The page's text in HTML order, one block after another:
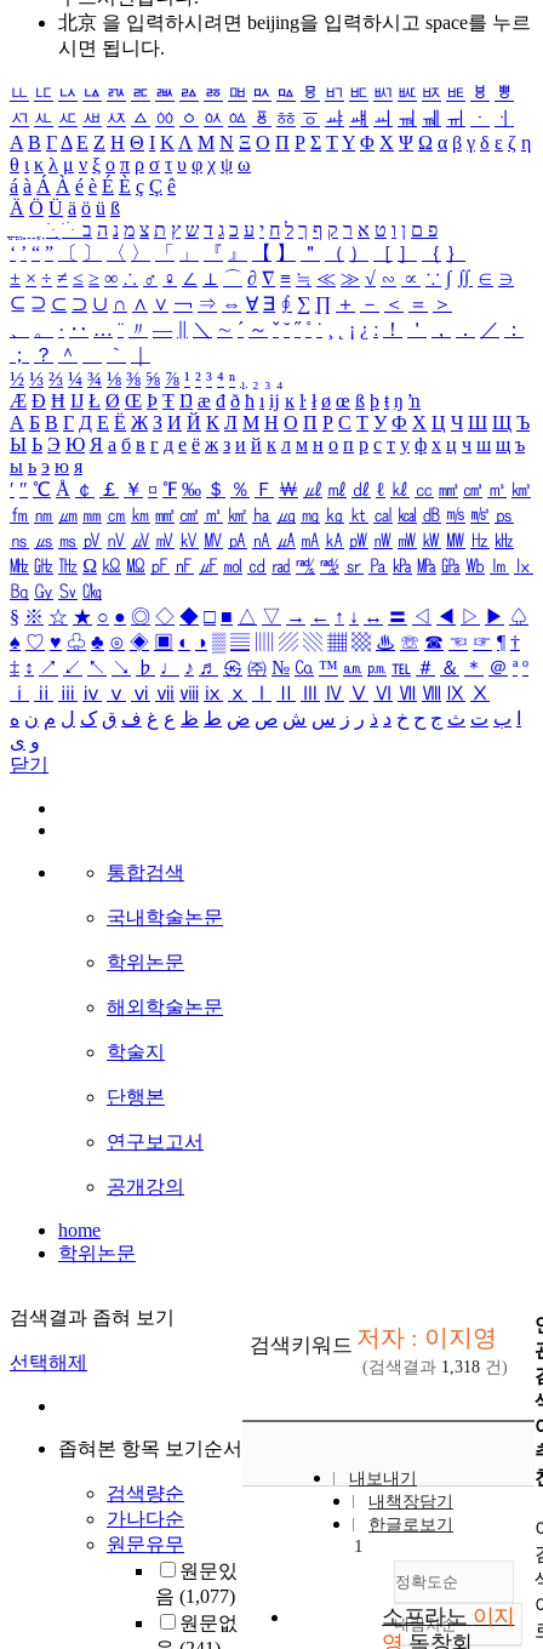
北京 을 입력하시려면 beijing을 입력하시고 space를 누르
시면 됩니다.
ㅥ ㅦ ㅧ ㅨ ㅩ ㅪ ㅫ ㅬ ㅭ ㅮ ㅯ ㅰ ㅱ ㅲ ㅳ ㅴ ㅵ ㅶ ㅷ ㅸ
ㅹ
ㅺ ㅻ ㅼ ㅽ ㅾ ㅿ ㆀ ㆁ ㆂ ㆃ ㆄ ㆅ ㆆ ㆇ ㆈ ㆉ ㆊ ㆋ ㆌ ㆍ
ㆎ
Α Β ΓΔ Ε Ζ Η Θ Ι ΚΛ Μ Ν Ξ Ο Π Ρ Σ ΤΥ Φ Χ Ψ Ω α β γ δ ε ζ η
θ ι κ λ μ ν ξ ο π ρ σ τ υ φ χ ψ ω
á à Á À é è É È ç Ç ê
Ä Ö Ü ä ö ü ß
ִֶֹ ֻּ ׁׂ פ ם ן ו ט א ר ק ף ך ל ח י ע כ ג ד ש ץ ת צ מ נ ה ב
‘ ’ “ ” 〔 〕 〈 〉 「 」 『 』 【 】 ＂ （ ） ［ ］ ｛ ｝
± × ÷ ≠ ≤ ≥ ∞ ∴ ♂ ♀ ∠ ⊥ ⌒ ∂ ∇ ≡ ≒ ≪ ≫ √ ∽ ∝ ∵ ∫ ∬ ∈ ∋
⊆ ⊇ ⊂ ⊃ ∪ ∩ ∧ ∨ ￢ ⇒ ⇔ ∀ ∃ ∮ ∑ ∏ ＋ － ＜ ＝
＞
、
。 · ‥ … ¨ 〃 ― ＼ ∼ ´ ～ ˇ ˘ ˝ ˚ ˙ ¸ ¡ ¿ ː ！ ＇ ， ． ／
：
；
？ ＾ ｀
½ ⅓ ⅔ ¼ ¾ ⅛ ⅜ ⅝ ⅞ ¹ ² ³ ⁴ ⁿ ₁ ₂ ₃ ₄
Æ Ð Ħ Ĳ Ł Ø Œ Þ Ŧ Ŋ æ đ ð ħ ı ĳ ĸ ŀ ł ø œ ß þ ŧ ŋ ŉ
А Б В Г Д Е Ё Ж З И Й К Л М Н О П Р С Т У Ф Х Ц Ч Ш Щ Ъ
Ы Ь Э Ю Я а б в г д е ё ж з и й к л м н о п р с т у ф х ц ч ш щ ъ
ы ь э ю я
′ ″ ℃ Å ￠ ￡ ￥ ¤ ℉ ‰ ＄ ％ Ｆ ￦ ㎕ ㎖ ㎗ ℓ ㎘ ㏄ ㎣ ㎤ ㎥ ㎦
㎙ ㎚ ㎛ ㎜ ㎝ ㎞ ㎟ ㎠ ㎡ ㎢ ㏊ ㎍ ㎎ ㎏ ㏏ ㎈ ㎉ ㏈ ㎧ ㎨ ㎰
㎱ ㎲ ㎳ ㎴ ㎵ ㎶ ㎷ ㎸ ㎹ ㎀ ㎁ ㎂ ㎃ ㎄ ㎺ ㎻ ㎽ ㎾ ㎿ ㎐ ㎑
㎒ ㎓ ㎔ Ω ㏀ ㏁ ㎊ ㎋ ㎌ ㏖ ㏅ ㎭ ㎮ ㎯ ㏛ ㎩ ㎪ ㎫ ㎬ ㏝ ㏐
㏓
㏃ ㏉ ㏜ ㏆
§ ※ ☆ ★ ○ ● ◎ ◇ ◆ □ ■ △ ▽ → ← ↑ ↓ ↔ 〓 ◁ ◀ ▷ ▶ ♤
♠ ♡ ♥ ♧ ♣ ⊙ ◈ ▣ ◐ ◑ ▒ ▤ ▨ ▧ ▦ ▩ ♨ ☏ ☎ ☜ ☞ ¶ †
‡ ↕ ↗ ↙ ↖ ↘ ♭ ♩ ♪ ♬ ㉿ ㈜ № ㏇ ™ ㏂ ㏘ ℡ ＃ ＆ ＊ ＠ ª º
ⅰ
ⅱ ⅲ ⅳ ⅴ ⅵ ⅶ ⅷ ⅸ ⅹ Ⅳ Ⅴ Ⅵ Ⅶ Ⅷ Ⅸ Ⅹ
ب ت ث ج ح خ د ذ ر ز س ش ص ض ط ظ ع غ ف ق ک ل م ن ه
و ی
닫기
통합검색
국내학술논문
학위논문
해외학술논문
학술지
단행본
연구보고서
공개강의
home
학위논문
검색결과 좁혀 보기
선택해제
좁혀본 항목 보기순서
검색량순
가나다순
원문유무
원문있
음 (1,077)
원문없
검색키워드 저자 : 이지영
(검색결과 1,318 건)
내보내기
내책장담기
한글로보기
정확도순
정확도
내림차순
1
소프라노 이지
영 독창회